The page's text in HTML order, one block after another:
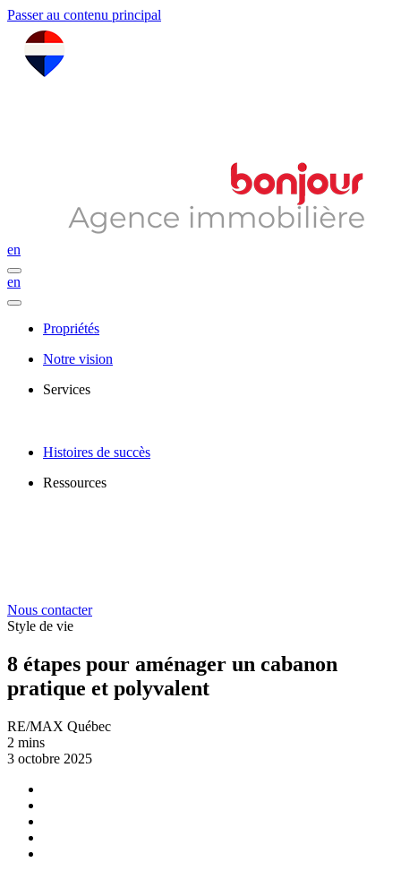
Passer au contenu principal
en
en
Propriétés
Notre vision
Services
Histoires de succès
Ressources
Nous contacter
Style de vie
8 étapes pour aménager un cabanon
pratique et polyvalent
RE/MAX Québec
2 mins
3 octobre 2025